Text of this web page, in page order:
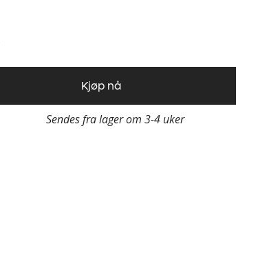
Kjøp nå
Sendes fra lager om 3-4 uker